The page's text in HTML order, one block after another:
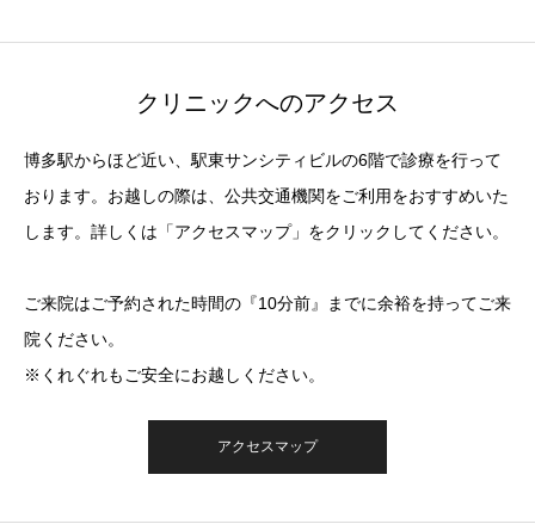
クリニックへのアクセス
博多駅からほど近い、駅東サンシティビルの6階で診療を行って
おります。お越しの際は、公共交通機関をご利用をおすすめいた
します。詳しくは「アクセスマップ」をクリックしてください。
ご来院はご予約された時間の『10分前』までに余裕を持ってご来
院ください。
※くれぐれもご安全にお越しください。
アクセスマップ